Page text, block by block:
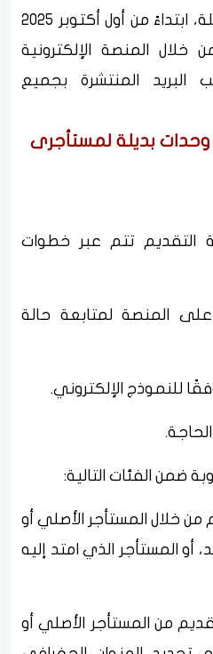
للحصول على وحدات بديلة، ابتداءً من أول أكتوبر 2025
من خلال المنصة الإلكترونية
البريد المنتشرة بجميع
بديلة لمستأجرى
التقديم تتم عبر خطوات
المنصة لمتابعة حالة
للنموذج الإلكتروني.
ضمن الفئات التالية:
من خلال المستأجر الأصلي أو
أو المستأجر الذي امتد إليه
من المستأجر الأصلي أو